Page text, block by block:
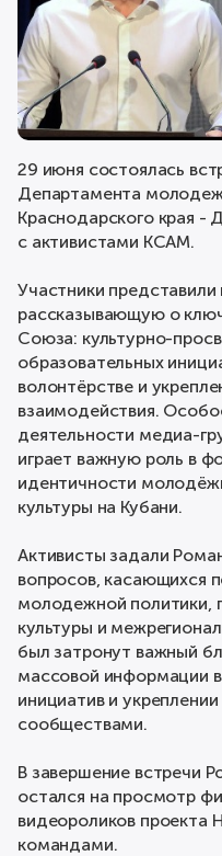
29 июня состоялась
Департамента
Краснодарского края -
с активистами КСАМ.
Участники
рассказывающую о
Союза: культурно-
образовательных
волонтёрстве и
взаимодействия.
деятельности медиа-
играет важную роль в
идентичности
культуры на Кубани.
Активисты задали
вопросов, касающихся
молодежной политики,
культуры и
был затронут важный
массовой информации
инициатив и
сообществами.
В завершение встречи
остался на просмотр
видеороликов проекта
командами.